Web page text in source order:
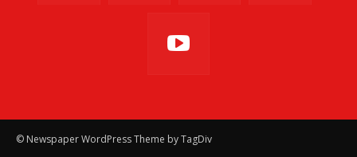
© Newspaper WordPress Theme by TagDiv